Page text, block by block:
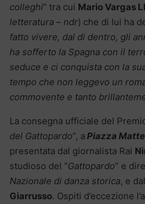
colleghi” tra cui Mario Vargas
letteratura – ndr) che di lui ha
fatto vivere, dal di dentro, gli
ha sofferto la Spagna con il
seduce e ci conquista con la
tempo che non leggevo un
commovente e tanto
La consegna ufficiale del
del Gattopardo“, a Piazza
presentata dal giornalista Rai
studioso del “Gattopardo” e
Nazionale di danza storica, e
Giarrusso. Ospiti d’eccezione